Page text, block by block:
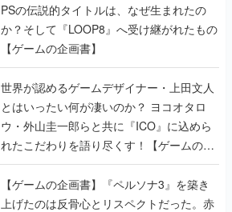
PSの伝説的タイトルは、なぜ生まれたの
か？そして『LOOP8』へ受け継がれたもの
【ゲームの企画書】
世界が認めるゲームデザイナー・上田文人
とはいったい何が凄いのか？ ヨコオタロ
ウ・外山圭一郎らと共に『ICO』に込めら
れたこだわりを語り尽くす！【ゲームの企
画書】
【ゲームの企画書】『ペルソナ3』を築き
上げたのは反骨心とリスペクトだった。赤